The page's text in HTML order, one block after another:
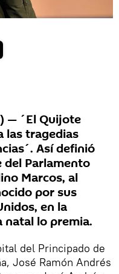
— ´El Quijote
las tragedias
Así definió
del Parlamento
Marcos, al
por sus
en la
natal lo premia.
del Principado de
José Ramón Andrés